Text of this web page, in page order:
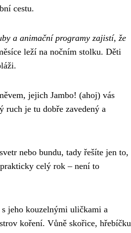
cestu.
a animační programy zajistí, že
leží na nočním stolku. Děti
jejich Jambo! (ahoj) vás
je tu dobře zavedený a
nebo bundu, tady řešíte jen to,
celý rok – není to
jeho kouzelnými uličkami a
koření. Vůně skořice, hřebíčku